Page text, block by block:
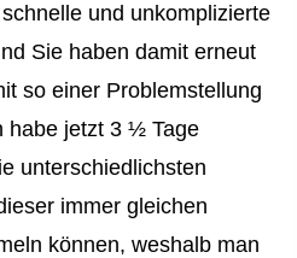
und unkomplizierte
Sie haben damit erneut
so einer Problemstellung
habe jetzt 3 ½ Tage
unterschiedlichsten
immer gleichen
können, weshalb man